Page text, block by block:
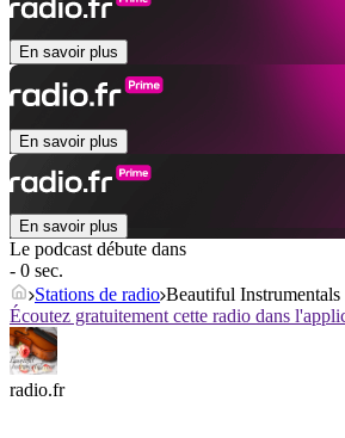
En savoir plus
En savoir plus
En savoir plus
Le podcast débute dans
- 0 sec.
Stations de radio Beautiful Instrumentals
Écoutez gratuitement cette radio dans
radio.fr